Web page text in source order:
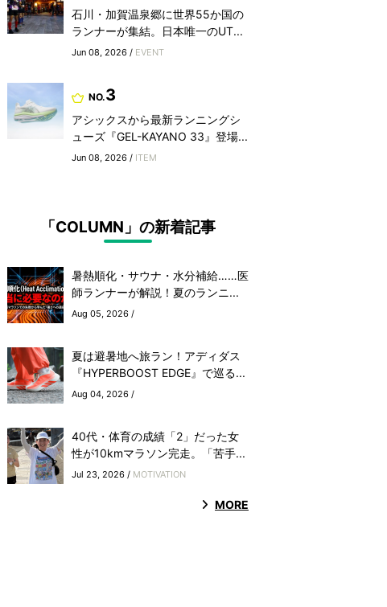
石川・加賀温泉郷に世界55か国の
ランナーが集結。日本唯一のUT...
Jun 08, 2026 / EVENT
NO.3
アシックスから最新ランニングシ
ューズ『GEL-KAYANO 33』登場...
Jun 08, 2026 / ITEM
「COLUMN」の新着記事
暑熱順化・サウナ・水分補給……医
師ランナーが解説！夏のランニ...
Aug 05, 2026 /
夏は避暑地へ旅ラン！アディダス
『HYPERBOOST EDGE』で巡る...
Aug 04, 2026 /
40代・体育の成績「2」だった女
性が10kmマラソン完走。「苦手...
Jul 23, 2026 / MOTIVATION
MORE